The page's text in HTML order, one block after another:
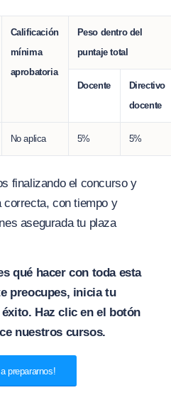
Calificación
mínima
aprobatoria
Peso dentro del
puntaje total
Docente
Directivo
docente
No aplica 5% 5%
finalizando el concurso y
correcta, con tiempo y
asegurada tu plaza
qué hacer con toda esta
preocupes, inicia tu
Haz clic en el botón
nuestros cursos.
prepararnos!